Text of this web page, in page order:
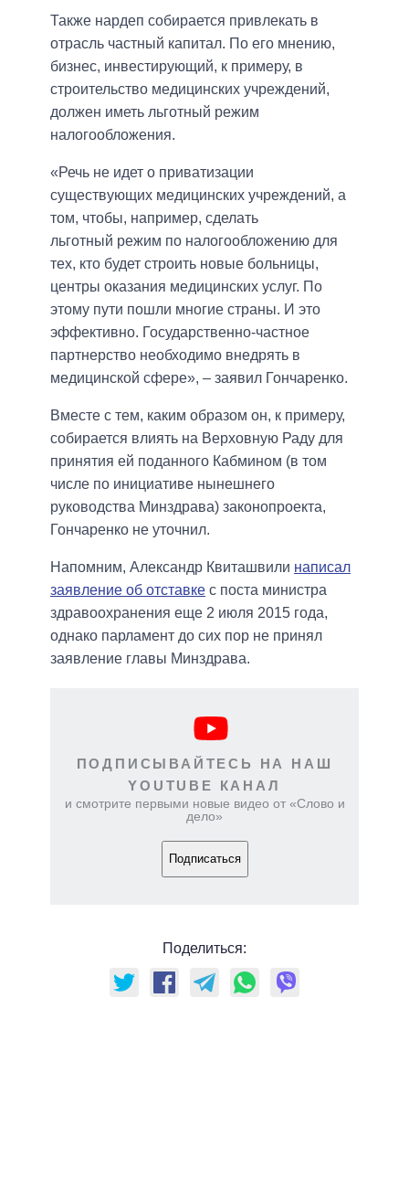
Также нардеп собирается привлекать в
отрасль частный капитал. По его мнению,
бизнес, инвестирующий, к примеру, в
строительство медицинских учреждений,
должен иметь льготный режим
налогообложения.
«Речь не идет о приватизации
существующих медицинских учреждений, а
том, чтобы, например, сделать
льготный режим по налогообложению для
тех, кто будет строить новые больницы,
центры оказания медицинских услуг. По
этому пути пошли многие страны. И это
эффективно. Государственно-частное
партнерство необходимо внедрять в
медицинской сфере», – заявил Гончаренко.
Вместе с тем, каким образом он, к примеру,
собирается влиять на Верховную Раду для
принятия ей поданного Кабмином (в том
числе по инициативе нынешнего
руководства Минздрава) законопроекта,
Гончаренко не уточнил.
Напомним, Александр Квиташвили написал
заявление об отставке с поста министра
здравоохранения еще 2 июля 2015 года,
однако парламент до сих пор не принял
заявление главы Минздрава.
ПОДПИСЫВАЙТЕСЬ НА НАШ
YOUTUBE КАНАЛ
и смотрите первыми новые видео от «Слово и
дело»
Подписаться
Поделиться: